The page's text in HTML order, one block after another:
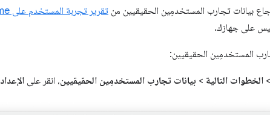
بيانات تجارب المستخدمِين الحقيقيين من تقرير تجربة المستخدم على Chrome
على جهازك.
المستخدمِين الحقيقيين:
> الخطوات التالية > بيانات تجارب المستخدمِين الحقيقيين، انقر على الإعداد